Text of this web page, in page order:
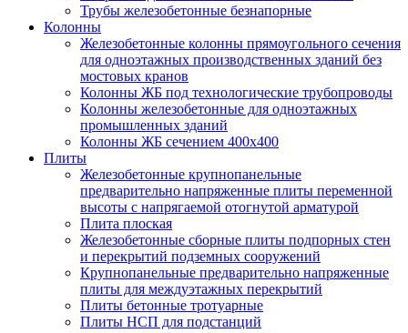
Трубы железобетонные безнапорные
Колонны
Железобетонные колонны прямоугольного сечения
для одноэтажных производственных зданий без
мостовых кранов
Колонны ЖБ под технологические трубопроводы
Колонны железобетонные для одноэтажных
промышленных зданий
Колонны ЖБ сечением 400х400
Плиты
Железобетонные крупнопанельные
предварительно напряженные плиты переменной
высоты с напрягаемой отогнутой арматурой
Плита плоская
Железобетонные сборные плиты подпорных стен
и перекрытий подземных сооружений
Крупнопанельные предварительно напряженные
плиты для междуэтажных перекрытий
Плиты бетонные тротуарные
Плиты НСП для подстанций